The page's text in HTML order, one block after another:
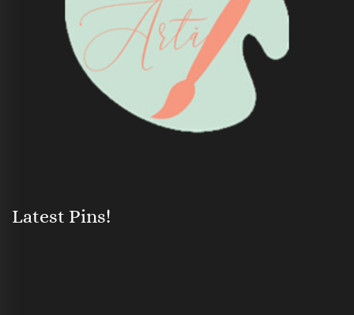
Latest Pins!